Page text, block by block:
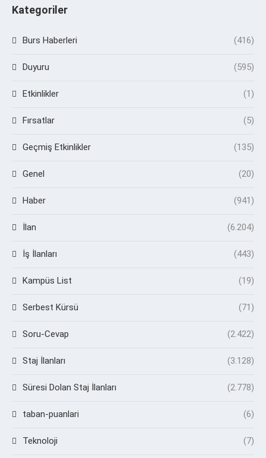
Kategoriler
Burs Haberleri (416)
Duyuru (595)
Etkinlikler (1)
Fırsatlar (5)
Geçmiş Etkinlikler (135)
Genel (20)
Haber (941)
İlan (6.204)
İş İlanları (443)
Kampüs List (19)
Serbest Kürsü (71)
Soru-Cevap (2.422)
Staj İlanları (3.128)
Süresi Dolan Staj İlanları (2.778)
taban-puanlari (6)
Teknoloji (7)